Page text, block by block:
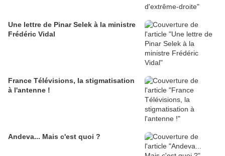
Une lettre de Pinar Selek à la ministre
Frédéric Vidal
France Télévisions, la stigmatisation
à l'antenne !
Andeva... Mais c'est quoi ?